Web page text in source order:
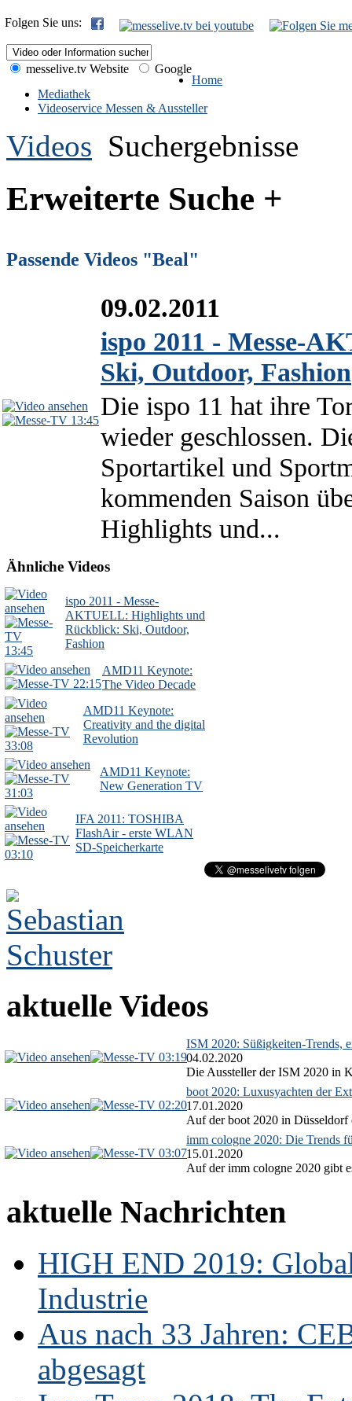
Folgen Sie uns:
messelive.tv Website
Google
Home
Mediathek
Videoservice Messen & Aussteller
Videos Suchergebnisse
Erweiterte Suche +
Passende Videos "Beal"
13:45
09.02.2011
ispo 2011 - Messe-
Ski, Outdoor, Fashion
Die ispo 11 hat ihre
wieder geschlossen.
Sportartikel und
kommenden Saison
Highlights und...
Ähnliche Videos
13:45
ispo 2011 - Messe-
AKTUELL: Highlights und
Rückblick: Ski, Outdoor,
Fashion
22:15
AMD11 Keynote:
The Video Decade
33:08
AMD11 Keynote:
Creativity and the digital
Revolution
31:03
AMD11 Keynote:
New Generation TV
03:10
IFA 2011: TOSHIBA
FlashAir - erste WLAN
SD-Speicherkarte
aktuelle Videos
03:19
ISM 2020: Süßigkeiten-Trends,
04.02.2020
Die Aussteller der ISM 2020 in
02:20
boot 2020: Luxusyachten der
17.01.2020
Auf der boot 2020 in Düsseldorf
03:07
imm cologne 2020: Die Trends
15.01.2020
Auf der imm cologne 2020 gibt
aktuelle Nachrichten
HIGH END 2019:
Industrie
Aus nach 33 Jahren:
abgesagt